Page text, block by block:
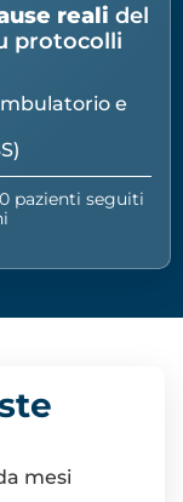
reali del
protocolli
e
pazienti seguiti
mesi